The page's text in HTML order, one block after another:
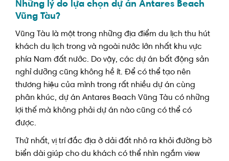
Những lý do lựa chọn dự án Antares Beach
Vũng Tàu?
Vũng Tàu là một trong những địa điểm du lịch thu hút
khách du lịch trong và ngoài nước lớn nhất khu vực
phía Nam đất nước. Do vậy, các dự án bất động sản
nghỉ dưỡng cũng không hề ít. Để có thể tạo nên
thương hiệu của mình trong rất nhiều dự án cùng
phân khúc, dự án Antares Beach Vũng Tàu có những
lợi thế mà không phải dự án nào cũng có thể có
được.
Thứ nhất, vị trí đắc địa ở dải đất nhô ra khỏi đường bờ
biển dài giúp cho du khách có thể nhìn ngắm view